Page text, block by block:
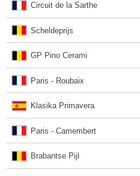
Circuit de la Sarthe
Scheldeprijs
GP Pino Cerami
Paris - Roubaix
Klasika Primavera
Paris - Camembert
Brabantse Pijl